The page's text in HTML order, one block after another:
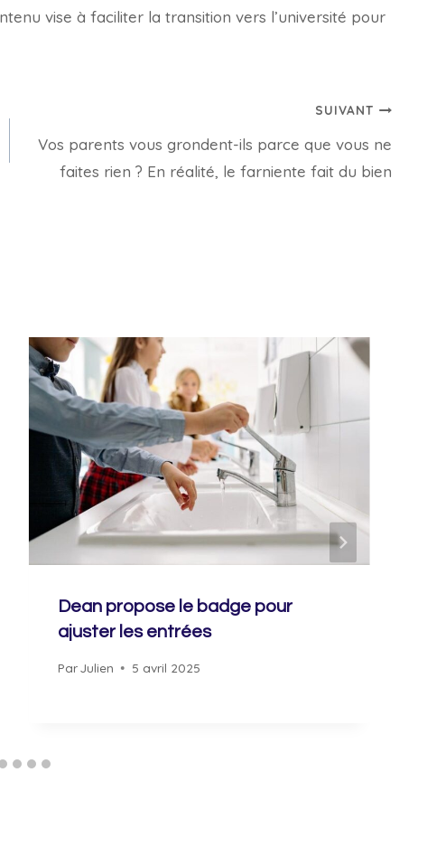
vise à faciliter la transition vers l’université pour
SUIVANT
Vos parents vous grondent-ils parce que vous ne
faites rien ? En réalité, le farniente fait du bien
Dean propose le badge pour
ajuster les entrées
Par Julien 5 avril 2025